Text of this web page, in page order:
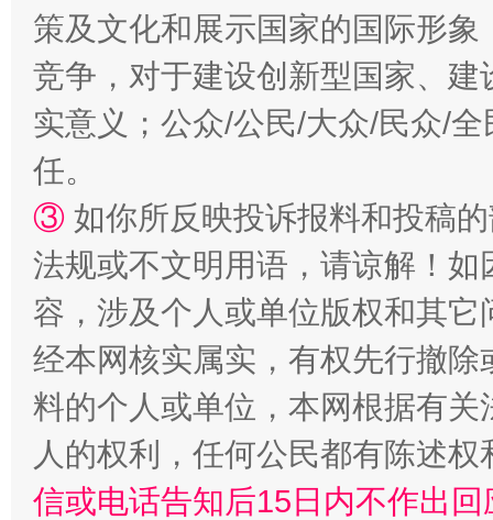
“蜀中异人”王建安的艺术幻境
策及文化和展示国家的国际形
竞争，对于建设创新型国家、
实意义；公众/公民/大众/民众/
任。
③ 如你所反映投诉报料和投稿
法规或不文明用语，请谅解！
容，涉及个人或单位版权和其它
经本网核实属实，有权先行撤
料的个人或单位，本网根据有
人的权利，任何公民都有陈述
信或电话告知后15日内不作出